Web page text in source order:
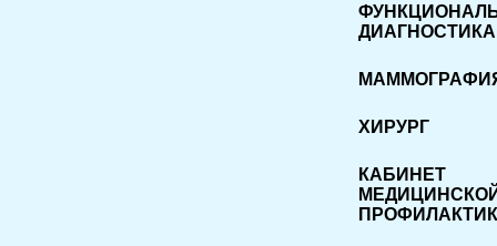
ДИАГНОСТИКА
ХИРУРГ
КАБИНЕТ